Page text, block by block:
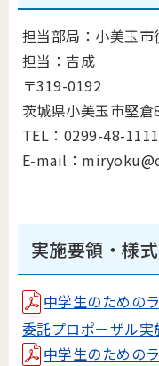
担当部局：小美玉
担当：吉成
〒319-0192
茨城県小美玉市堅倉
TEL：0299-48-1111
E-mail：
実施要領・様
中学生のための
委託プロポーザル
中学生のための